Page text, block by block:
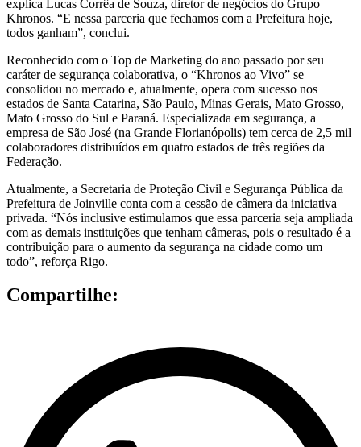
explica Lucas Corrêa de Souza, diretor de negócios do Grupo
Khronos. “E nessa parceria que fechamos com a Prefeitura hoje,
todos ganham”, conclui.
Reconhecido com o Top de Marketing do ano passado por seu
caráter de segurança colaborativa, o “Khronos ao Vivo” se
consolidou no mercado e, atualmente, opera com sucesso nos
estados de Santa Catarina, São Paulo, Minas Gerais, Mato Grosso,
Mato Grosso do Sul e Paraná. Especializada em segurança, a
empresa de São José (na Grande Florianópolis) tem cerca de 2,5 mil
colaboradores distribuídos em quatro estados de três regiões da
Federação.
Atualmente, a Secretaria de Proteção Civil e Segurança Pública da
Prefeitura de Joinville conta com a cessão de câmera da iniciativa
privada. “Nós inclusive estimulamos que essa parceria seja ampliada
com as demais instituições que tenham câmeras, pois o resultado é a
contribuição para o aumento da segurança na cidade como um
todo”, reforça Rigo.
Compartilhe: